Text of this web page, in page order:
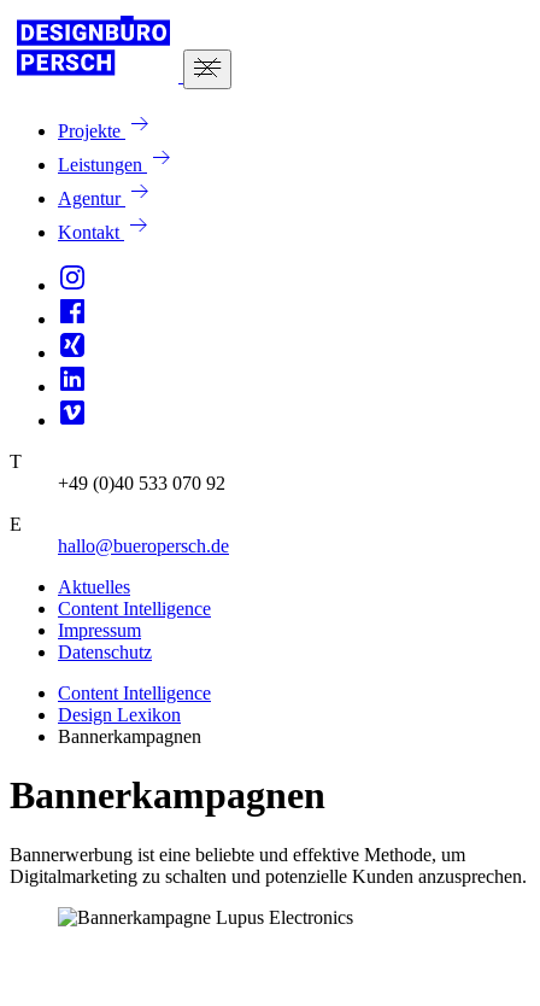
Projekte
Leistungen
Agentur
Kontakt
T
+49 (0)40 533 070 92
E
hallo@bueropersch.de
Aktuelles
Content Intelligence
Impressum
Datenschutz
Content Intelligence
Design Lexikon
Bannerkampagnen
Bannerkampagnen
Bannerwerbung ist eine beliebte und effektive Methode, um
Digitalmarketing zu schalten und potenzielle Kunden anzusprechen.